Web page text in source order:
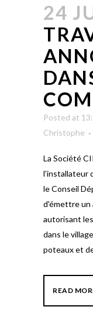
24
Posted at
Christophe
La Société
l'installateur
le Conseil
d'émettre un
autorisant
dans le
poteaux et
READ